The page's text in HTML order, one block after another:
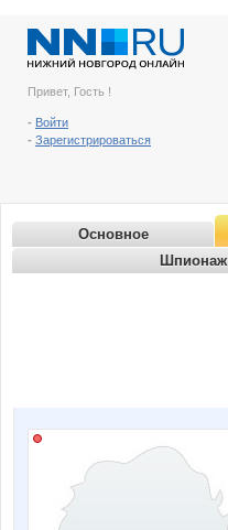
Привет, Гость !
- Войти
- Зарегистрироваться
Основное
Шпионаж